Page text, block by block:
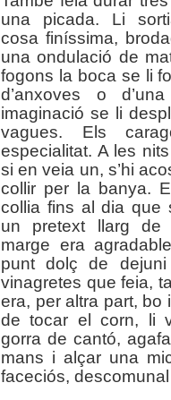
una picada. Li
cosa finíssima,
una ondulació de
fogons la boca se li
d’anxoves o
imaginació se li
vagues. Els
especialitat. A les
si en veia un, s’hi
collir per la banya.
collia fins al dia que
un pretext llarg de
marge era
punt dolç de
vinagretes que feia,
era, per altra part, bo
de tocar el corn, li
gorra de cantó,
mans i alçar una
faceciós,